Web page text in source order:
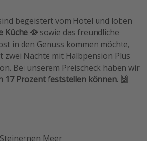
begeistert vom Hotel und loben
Küche 🥘sowie das freundliche
in den Genuss kommen möchte,
zwei Nächte mit Halbpension Plus
Bei unserem Preischeck haben wir
17 Prozent feststellen können. 🙌
Meer